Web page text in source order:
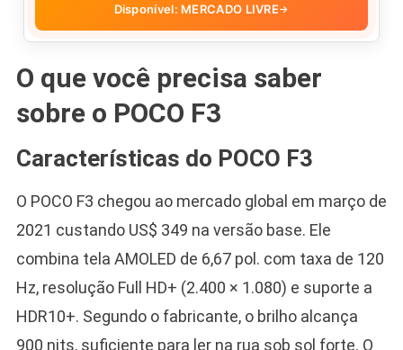
Disponível: MERCADO LIVRE→
O que você precisa saber
sobre o POCO F3
Características do POCO F3
O POCO F3 chegou ao mercado global em março de
2021 custando US$ 349 na versão base. Ele
combina tela AMOLED de 6,67 pol. com taxa de 120
Hz, resolução Full HD+ (2.400 × 1.080) e suporte a
HDR10+. Segundo o fabricante, o brilho alcança
900 nits, suficiente para ler na rua sob sol forte. O